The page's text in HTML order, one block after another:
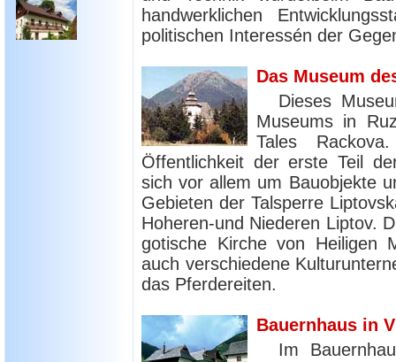
handwerklichen
politischen Interessén der
Das Museum
Dieses
Museums in
Tales
Öffentlichkeit der erste Teil
sich vor allem um Bauobjekte
Gebieten der Talsperre
Hoheren-und Niederen Liptov.
gotische Kirche von Heiligen
auch verschiedene
das Pferdereiten.
Bauernhaus in
Im